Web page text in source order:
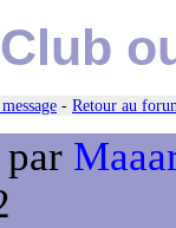
Club
- Retour au
par